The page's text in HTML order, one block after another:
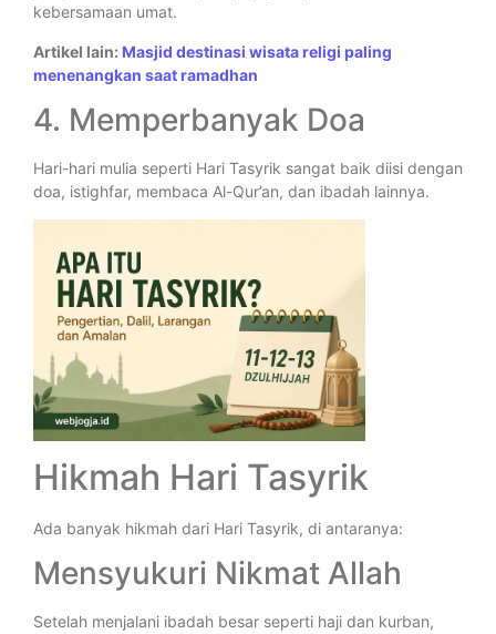
kebersamaan umat.
Artikel lain: Masjid destinasi wisata religi paling
menenangkan saat ramadhan
4. Memperbanyak Doa
Hari-hari mulia seperti Hari Tasyrik sangat baik diisi dengan
doa, istighfar, membaca Al-Qur’an, dan ibadah lainnya.
Hikmah Hari Tasyrik
Ada banyak hikmah dari Hari Tasyrik, di antaranya:
Mensyukuri Nikmat Allah
Setelah menjalani ibadah besar seperti haji dan kurban,